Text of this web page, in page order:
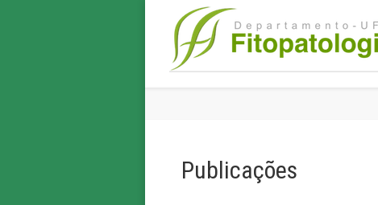
Publicações